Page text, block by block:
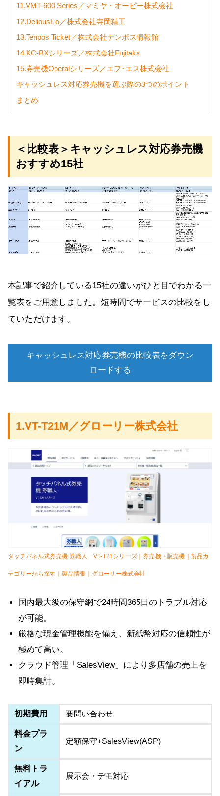
11.VMT-600 Series／マミヤ・オーピー株式会社
12.DeliousLio／株式会社寺岡精工
13.Tenpos Ticket／株式会社テンポス情報館
14.KC-BXシリーズ／株式会社Fujitaka
15.券売機Operalシリーズ／エフ･エス株式会社
キャッシュレス対応券売機を選ぶ際の3つのポイント
まとめ
＜比較表＞キャッシュレス対応券売機
おすすめ15社
本記事で紹介している15社の違いがひと目でわかる一
覧表をご用意しました。短時間でサービスの比較をし
ていただけます。
キャッシュレス対応券売機の比較表をダウン
ロードする
1.VT-T21M／グローリー株式会社
タッチパネル式券売機 券職人 VT-T21シリーズ｜券売機・販売機｜製品カ
テゴリーから探す｜製品情報｜グローリー株式会社
国内最大級の保守網で24時間365日のトラブル対応
が可能。
厳格な現金管理機能を備え、新紙幣対応の信頼性が
極めて高い。
クラウド管理「SalesView」により多店舗の売上を
即時集計。
初期費用 要問い合わせ
料金プラ
ン
定額保守+SalesView(ASP)
無料トラ
イアル
展示会・デモ対応